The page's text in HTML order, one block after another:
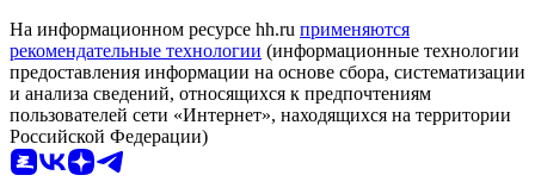
На информационном ресурсе hh.ru применяются
рекомендательные технологии (информационные технологии
предоставления информации на основе сбора, систематизации
и анализа сведений, относящихся к предпочтениям
пользователей сети «Интернет», находящихся на территории
Российской Федерации)